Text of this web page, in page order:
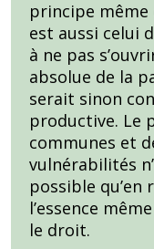
principe même
est aussi celui
à ne pas
absolue de la
serait sinon
productive. Le
communes et
vulnérabilités
possible qu’en
l’essence
le droit.